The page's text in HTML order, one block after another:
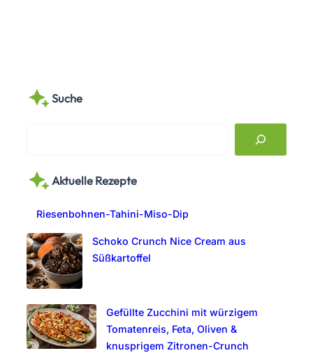
Suche
r
Aktuelle Rezepte
Riesenbohnen-Tahini-Miso-Dip
Schoko Crunch Nice Cream aus
Süßkartoffel
Gefüllte Zucchini mit würzigem
Tomatenreis, Feta, Oliven &
knusprigem Zitronen-Crunch